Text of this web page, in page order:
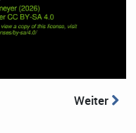
Weiter